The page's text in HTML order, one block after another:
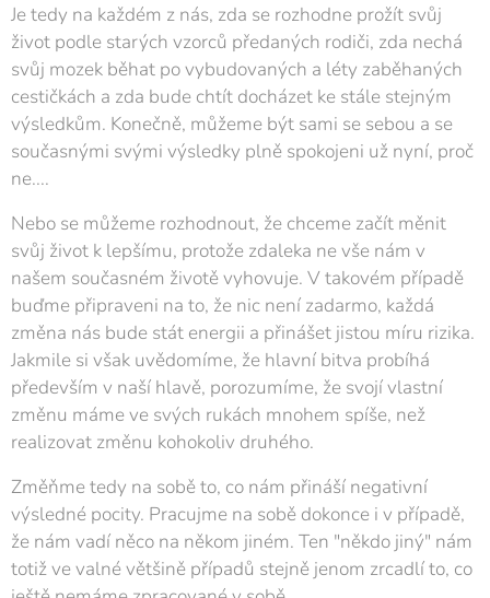
Je tedy na každém z nás, zda se rozhodne prožít svůj
život podle starých vzorců předaných rodiči, zda nechá
svůj mozek běhat po vybudovaných a léty zaběhaných
cestičkách a zda bude chtít docházet ke stále stejným
výsledkům. Konečně, můžeme být sami se sebou a se
současnými svými výsledky plně spokojeni už nyní, proč
ne....
Nebo se můžeme rozhodnout, že chceme začít měnit
svůj život k lepšímu, protože zdaleka ne vše nám v
našem současném životě vyhovuje. V takovém případě
buďme připraveni na to, že nic není zadarmo, každá
změna nás bude stát energii a přinášet jistou míru rizika.
Jakmile si však uvědomíme, že hlavní bitva probíhá
především v naší hlavě, porozumíme, že svojí vlastní
změnu máme ve svých rukách mnohem spíše, než
realizovat změnu kohokoliv druhého.
Změňme tedy na sobě to, co nám přináší negativní
výsledné pocity. Pracujme na sobě dokonce i v případě,
že nám vadí něco na někom jiném. Ten "někdo jiný" nám
totiž ve valné většině případů stejně jenom zrcadlí to, co